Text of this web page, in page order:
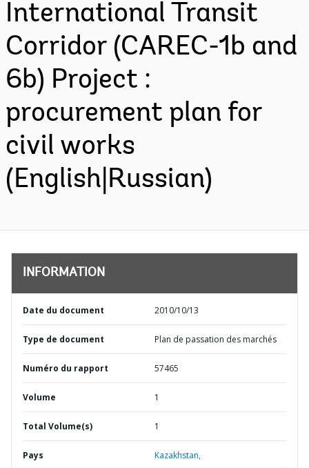
International Transit
Corridor (CAREC-1b and
6b) Project :
procurement plan for
civil works
(English|Russian)
INFORMATION
Date du document 2010/10/13
Type de document Plan de passation des marchés
Numéro du rapport 57465
Volume 1
Total Volume(s) 1
Pays Kazakhstan,